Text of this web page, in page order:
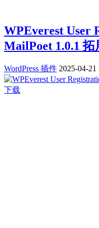
WPEverest User
MailPoet 1.0.1
WordPress 插件 2025-04-21